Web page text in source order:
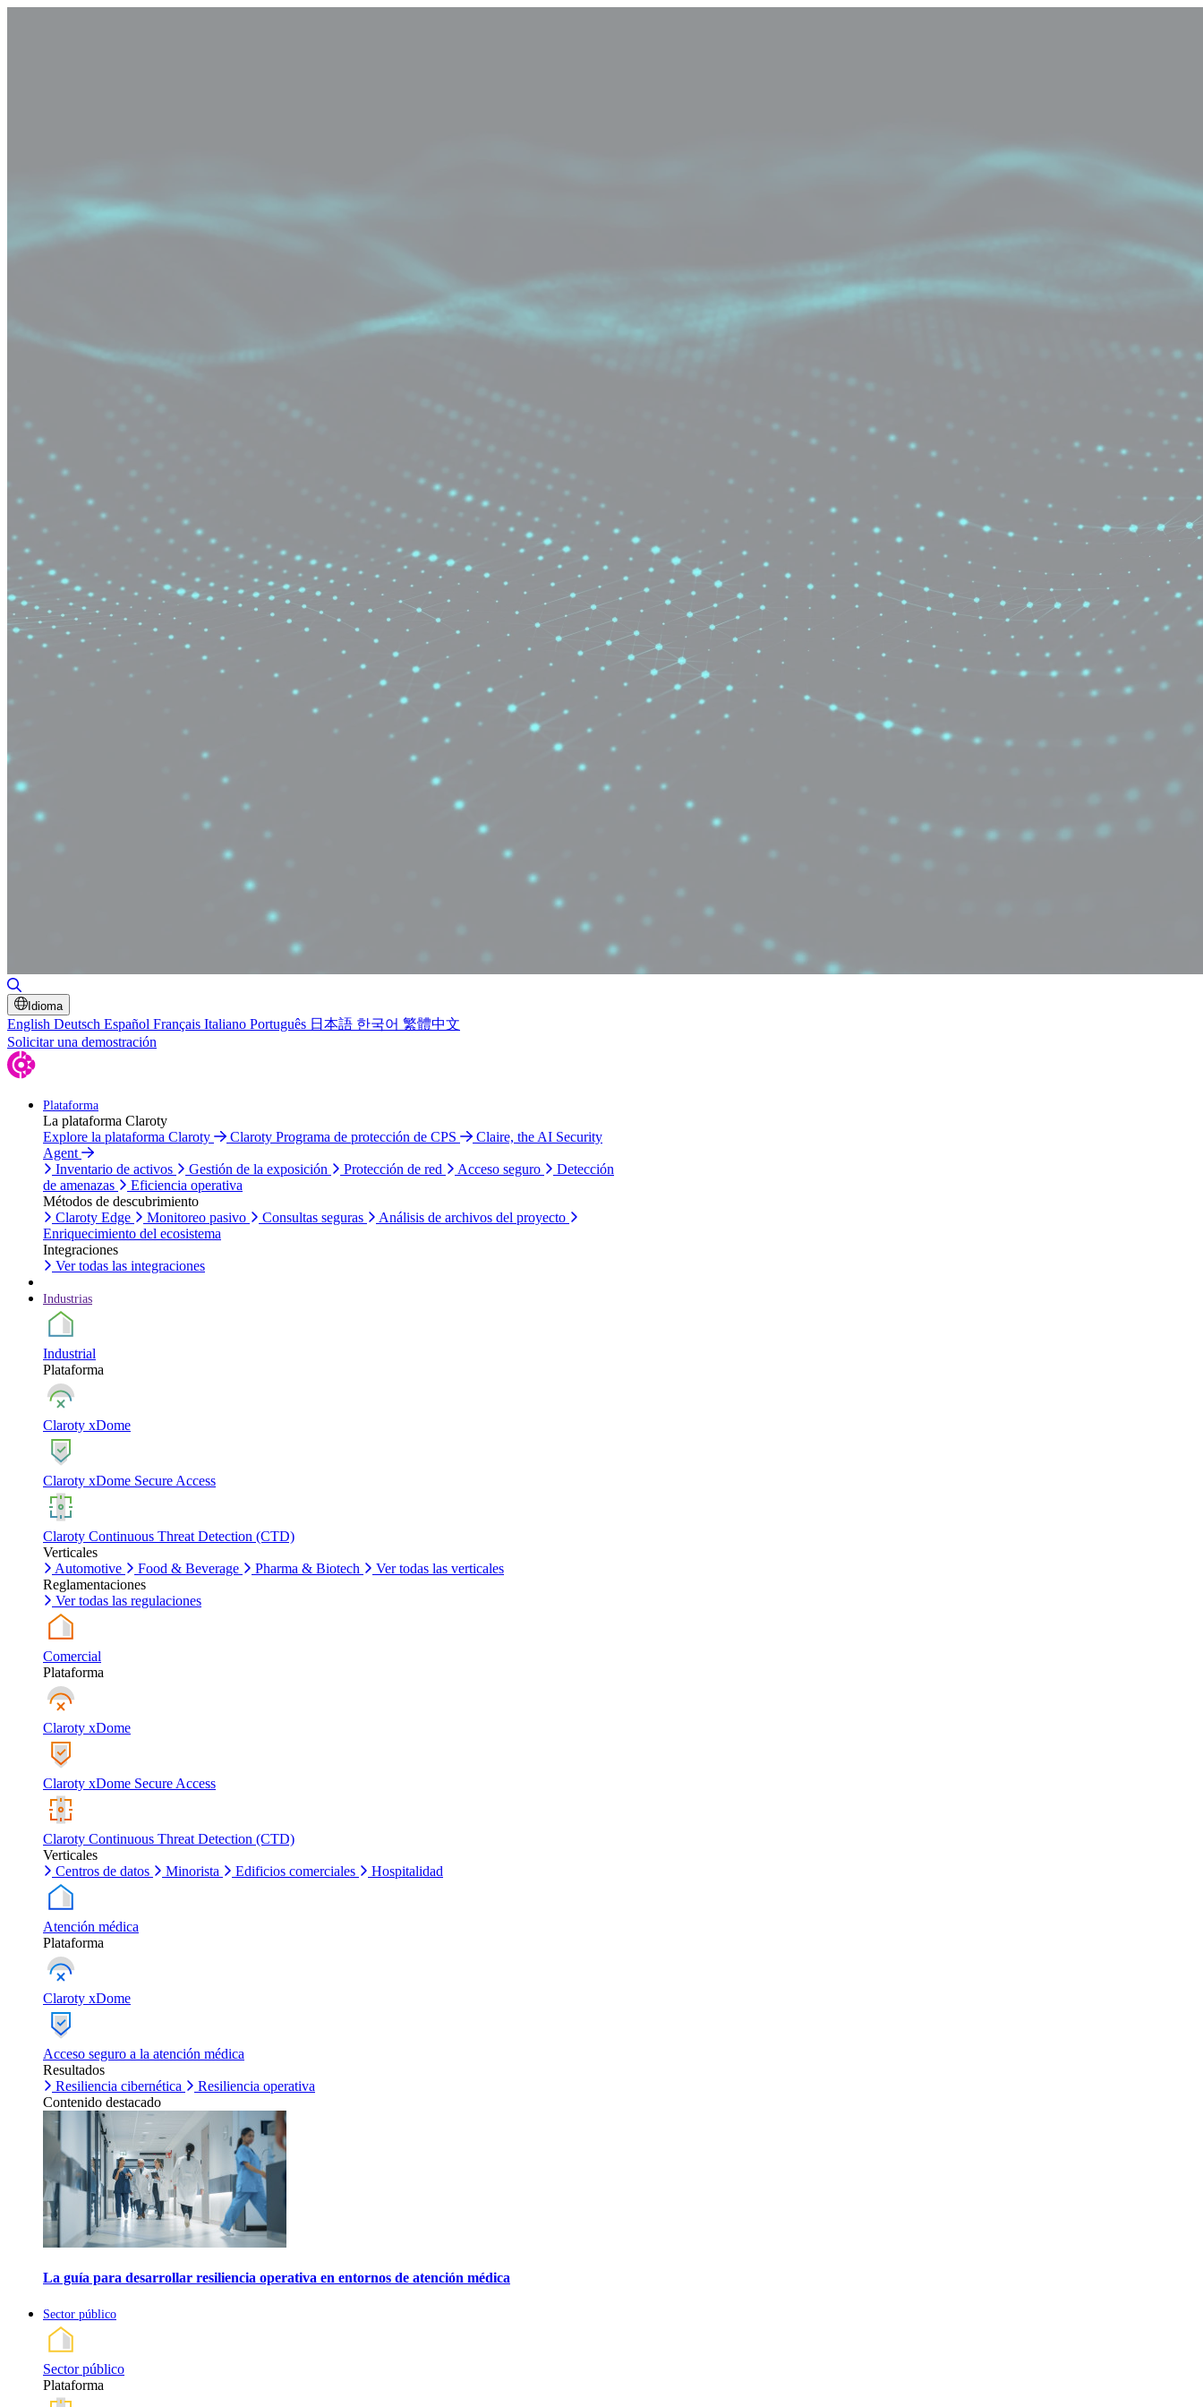
Idioma
English Deutsch Español Français Italiano Português 日本語 한국어 繁體中文
Solicitar una demostración
Plataforma
La plataforma Claroty
Explore la plataforma Claroty
Claroty Programa de protección de CPS
Claire, the AI Security
Agent
Inventario de activos
Gestión de la exposición Protección de red Acceso seguro
Detección
de amenazas
Eficiencia operativa
Métodos de descubrimiento
Claroty Edge
Monitoreo pasivo Consultas seguras
Análisis de archivos del proyecto
Enriquecimiento del ecosistema
Integraciones
Ver todas las integraciones
Industrias
Industrial
Plataforma
Claroty xDome
Claroty xDome Secure Access
Claroty Continuous Threat Detection (CTD)
Verticales
Automotive
Food & Beverage Pharma & Biotech
Ver todas las verticales
Reglamentaciones
Ver todas las regulaciones
Comercial
Plataforma
Claroty xDome
Claroty xDome Secure Access
Claroty Continuous Threat Detection (CTD)
Verticales
Centros de datos
Minorista Edificios comerciales Hospitalidad
Atención médica
Plataforma
Claroty xDome
Acceso seguro a la atención médica
Resultados
Resiliencia cibernética
Resiliencia operativa
Contenido destacado
La guía para desarrollar resiliencia operativa en entornos de atención médica
Sector público
Sector público
Plataforma